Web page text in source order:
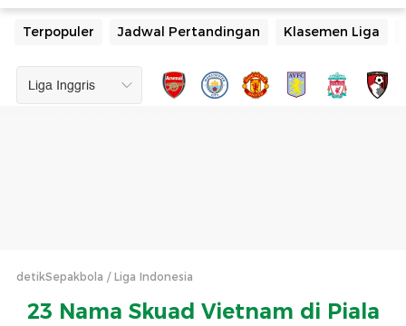
Terpopuler Jadwal Pertandingan Klasemen Liga
detikSepakbola Liga Indonesia
23 Nama Skuad Vietnam di Piala